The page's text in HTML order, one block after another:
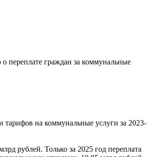
граждан за коммунальные
на коммунальные услуги за 2023-
рублей. Только за 2025 год переплата